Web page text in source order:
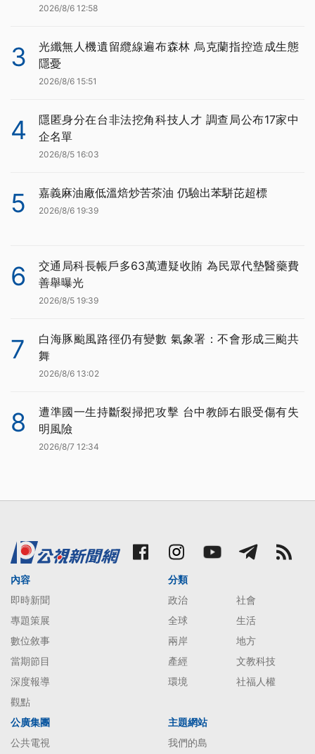
2026/8/6 12:58
3
光纖無人機遺留纜線遍布森林 烏克蘭指控造成生態
隱憂
2026/8/6 15:51
4
隱匿身分在台非法挖角科技人才 調查局公布17家中
企名單
2026/8/5 16:03
5 嘉義麻油廠低溫焙炒苦茶油 仍驗出苯駢芘超標
2026/8/6 19:39
6
交通局科長帳戶多63萬遭疑收賄 為民眾代墊醫藥費
善舉曝光
2026/8/5 19:39
7
白海豚颱風路徑仍有變數 氣象署：不會形成三颱共
舞
2026/8/6 13:02
8
遭準國一生持斷裂掃把攻擊 台中教師右眼受傷有失
明風險
2026/8/7 12:34
內容
即時新聞
專題策展
數位敘事
當期節目
深度報導
觀點
分類
政治
社會
全球
生活
兩岸
地方
產經
文教科技
環境
社福人權
公廣集團
公共電視
主題網站
我們的島